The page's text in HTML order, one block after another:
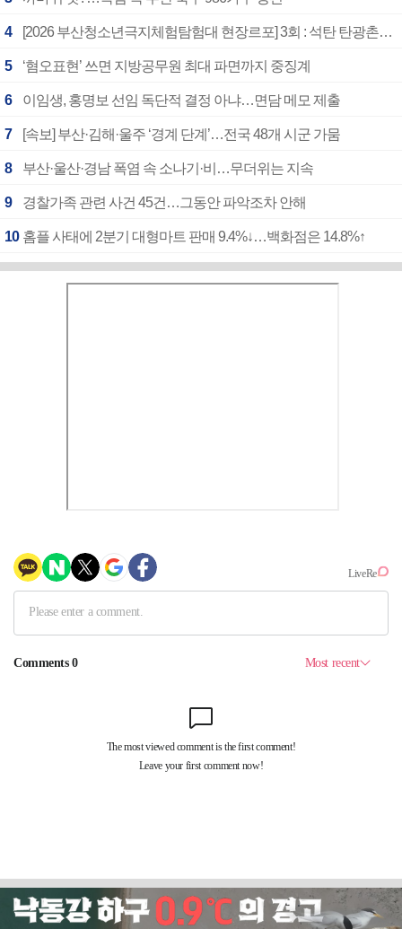
4 [2026 부산청소년극지체험탐험대 현장르포] 3회 : 석탄 탄광촌에서 북극 연구의 중심지로
5 ‘혐오표현’ 쓰면 지방공무원 최대 파면까지 중징계
6 이임생, 홍명보 선임 독단적 결정 아냐…면담 메모 제출
7 [속보] 부산·김해·울주 ‘경계 단계’…전국 48개 시군 가뭄
8 부산·울산·경남 폭염 속 소나기·비…무더위는 지속
9 경찰가족 관련 사건 45건…그동안 파악조차 안해
10 홈플 사태에 2분기 대형마트 판매 9.4%↓…백화점은 14.8%↑